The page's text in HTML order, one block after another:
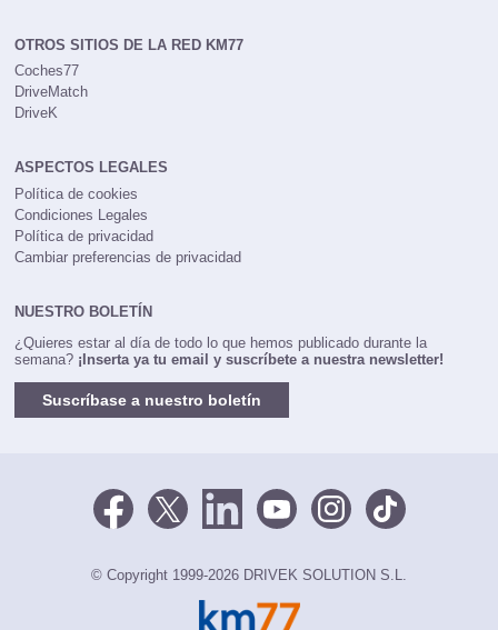
OTROS SITIOS DE LA RED KM77
Coches77
DriveMatch
DriveK
ASPECTOS LEGALES
Política de cookies
Condiciones Legales
Política de privacidad
Cambiar preferencias de privacidad
NUESTRO BOLETÍN
¿Quieres estar al día de todo lo que hemos publicado durante la
semana? ¡Inserta ya tu email y suscríbete a nuestra newsletter!
Suscríbase a nuestro boletín
© Copyright 1999-2026 DRIVEK SOLUTION S.L.